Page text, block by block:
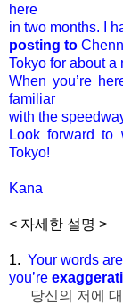
here
in two months. I
posting to
Tokyo for about a
When you’re
familiar
with the
Look forward to
Tokyo!
Kana
< 자세한 설명 >
1. Your words are
you’re
당신의 저에 대